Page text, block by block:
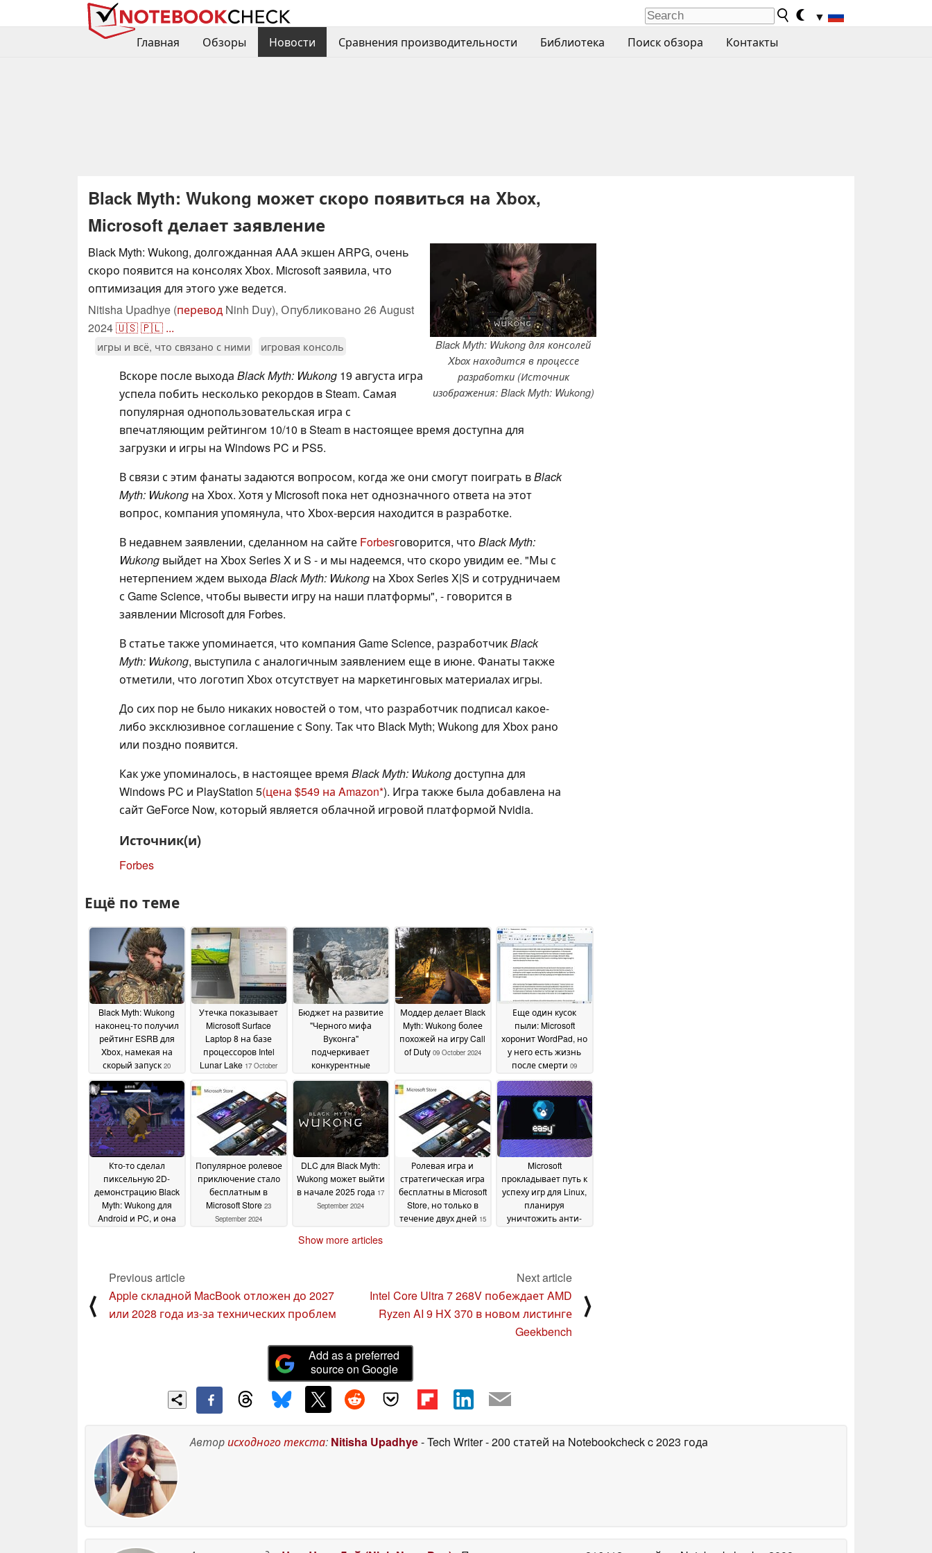
▼
Главная
Обзоры Новости Сравнения производительности Библиотека Поиск обзора Контакты
Black Myth: Wukong может скоро появиться на Xbox,
Microsoft делает заявление
Black Myth: Wukong для консолей
Xbox находится в процессе
разработки (Источник
изображения: Black Myth: Wukong)
Black Myth: Wukong, долгожданная AAA экшен ARPG, очень
скоро появится на консолях Xbox. Microsoft заявила, что
оптимизация для этого уже ведется.
Nitisha Upadhye (перевод Ninh Duy), Опубликовано 26 August
2024🇺🇸🇵🇱 ...
игры и всё, что связано с ними игровая консоль
Вскоре после выхода Black Myth: Wukong 19 августа игра
успела побить несколько рекордов в Steam. Самая
популярная однопользовательская игра с
впечатляющим рейтингом 10/10 в Steam в настоящее время доступна для
загрузки и игры на Windows PC и PS5.
В связи с этим фанаты задаются вопросом, когда же они смогут поиграть вBlack
Myth: Wukong на Xbox. Хотя у Microsoft пока нет однозначного ответа на этот
вопрос, компания упомянула, что Xbox-версия находится в разработке.
В недавнем заявлении, сделанном на сайте Forbesговорится, что Black Myth:
Wukong выйдет на Xbox Series X и S - и мы надеемся, что скоро увидим ее. "Мы с
нетерпением ждем выхода Black Myth: Wukong на Xbox Series X|S и сотрудничаем
с Game Science, чтобы вывести игру на наши платформы", - говорится в
заявлении Microsoft для Forbes.
В статье также упоминается, что компания Game Science, разработчикBlack
Myth: Wukong, выступила с аналогичным заявлением еще в июне. Фанаты также
отметили, что логотип Xbox отсутствует на маркетинговых материалах игры.
До сих пор не было никаких новостей о том, что разработчик подписал какое-
либо эксклюзивное соглашение с Sony. Так что Black Myth; Wukong для Xbox рано
или поздно появится.
Как уже упоминалось, в настоящее время Black Myth: Wukongдоступна для
Windows PC и PlayStation 5(цена $549 на Amazon ). Игра также была добавлена на
сайт GeForce Now, который является облачной игровой платформой Nvidia.
Источник(и)
Forbes
Ещё по теме
Black Myth: Wukong
наконец-то получил
рейтинг ESRB для
Xbox, намекая на
скорый запуск 20
October 2024
Утечка показывает
Microsoft Surface
Laptop 8 на базе
процессоров Intel
Lunar Lake 17 October
Бюджет на развитие
"Черного мифа
Вуконга"
подчеркивает
конкурентные
по сравнению с США
10 October 2024
Моддер делает Black
Myth: Wukong более
похожей на игру Call
of Duty 09 October 2024
Еще один кусок
пыли: Microsoft
хоронит WordPad, но
у него есть жизнь
после смерти 09
October 2024
Кто-то сделал
пиксельную 2D-
демонстрацию Black
Myth: Wukong для
Android и PC, и она
Популярное ролевое
приключение стало
бесплатным в
Microsoft Store 23
September 2024
DLC для Black Myth:
Wukong может выйти
в начале 2025 года 17
September 2024
Ролевая игра и
стратегическая игра
бесплатны в Microsoft
Store, но только в
течение двух дней 15
Microsoft
прокладывает путь к
успеху игр для Linux,
планируя
уничтожить анти-
Show more articles
⟨
Previous article
Apple складной MacBook отложен до 2027
или 2028 года из-за технических проблем
Next article
Intel Core Ultra 7 268V побеждает AMD
Ryzen AI 9 HX 370 в новом листинге
Geekbench
⟩
Add as a preferred
source on Google
Авторисходного текста: Nitisha Upadhye- Tech Writer- 200 статей на Notebookcheckc 2023 года